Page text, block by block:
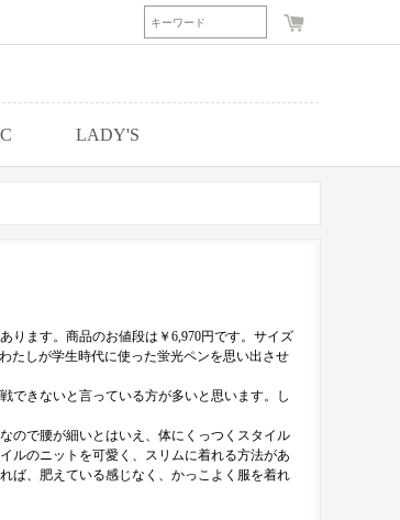
LADY'S
ります。商品のお値段は￥6,970円です。サイズ
たしが学生時代に使った蛍光ペンを思い出させ
できないと言っている方が多いと思います。し
ので腰が細いとはいえ、体にくっつくスタイル
ルのニットを可愛く、スリムに着れる方法があ
ば、肥えている感じなく、かっこよく服を着れ